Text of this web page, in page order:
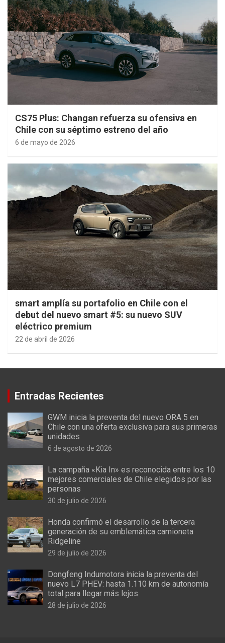
CS75 Plus: Changan refuerza su ofensiva en
Chile con su séptimo estreno del año
6 de mayo de 2026
smart amplía su portafolio en Chile con el
debut del nuevo smart #5: su nuevo SUV
eléctrico premium
22 de abril de 2026
Entradas Recientes
GWM inicia la preventa del nuevo ORA 5 en
Chile con una oferta exclusiva para sus primeras
unidades
6 de agosto de 2026
La campaña «Kia In» es reconocida entre los 10
mejores comerciales de Chile elegidos por las
personas
30 de julio de 2026
Honda confirmó el desarrollo de la tercera
generación de su emblemática camioneta
Ridgeline
29 de julio de 2026
Dongfeng Indumotora inicia la preventa del
nuevo L7 PHEV: hasta 1.110 km de autonomía
total para llegar más lejos
28 de julio de 2026